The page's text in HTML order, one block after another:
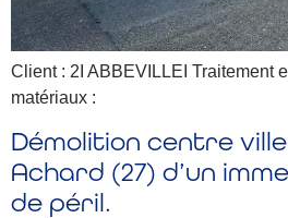
Client : 2I ABBEVILLEI Traitement
matériaux :
Démolition centre
Achard (27) d’un
de péril.